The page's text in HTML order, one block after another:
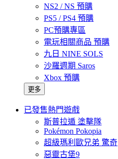
NS2 / NS 預購
PS5 / PS4 預購
PC預購專區
電玩相關商品 預購
九日 NINE SOLS
沙羅週期 Saros
Xbox 預購
更多
已發售熱門遊戲
斯普拉遁 塗擊隊
Pokémon Pokopia
超級瑪利歐兄弟 驚奇
惡靈古堡9